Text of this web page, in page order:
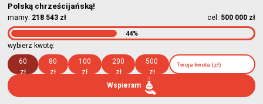
Polską chrześcijańską!
mamy: 218 543 zł cel: 500 000 zł
44%
wybierz kwotę:
60
zł
80
zł
100
zł
200
zł
500
zł
Wspieram